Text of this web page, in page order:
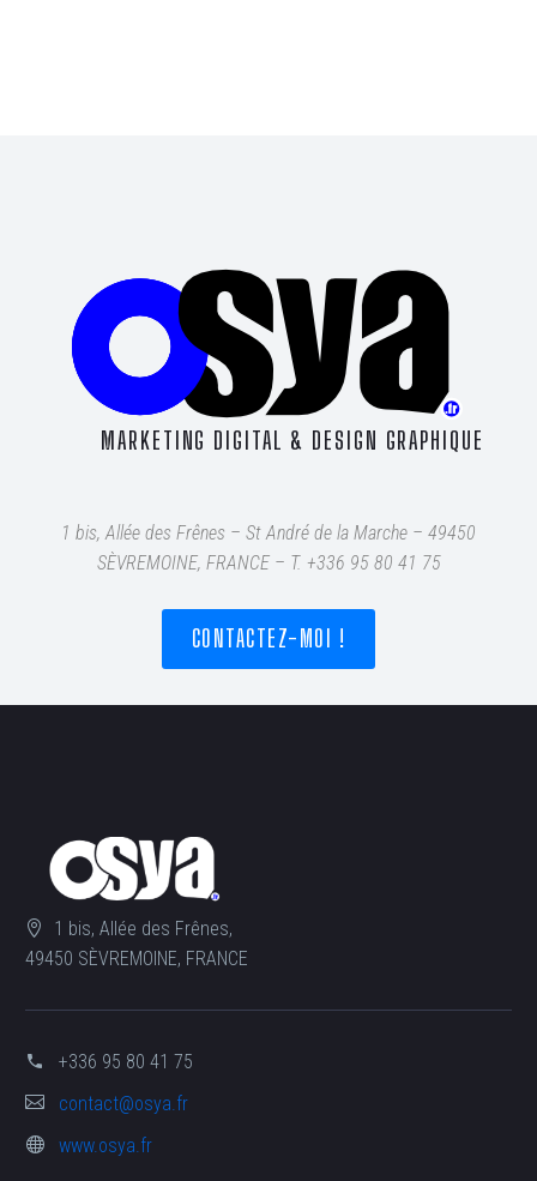
MARKETING DIGITAL & DESIGN GRAPHIQUE
1 bis, Allée des Frênes – St André de la Marche – 49450
SÈVREMOINE, FRANCE – T. +336 95 80 41 75
CONTACTEZ-MOI !
1 bis, Allée des Frênes,
49450 SÈVREMOINE, FRANCE
+336 95 80 41 75
contact@osya.fr
www.osya.fr